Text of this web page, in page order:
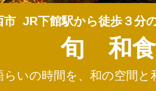
市 JR下館駅から徒歩３分
旬 和
らいの時間を、和の空間